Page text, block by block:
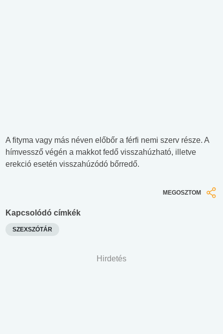
A fityma vagy más néven előbőr a férfi nemi szerv része. A
hímvessző végén a makkot fedő visszahúzható, illetve
erekció esetén visszahúzódó bőrredő.
MEGOSZTOM
Kapcsolódó címkék
SZEXSZÓTÁR
Hirdetés